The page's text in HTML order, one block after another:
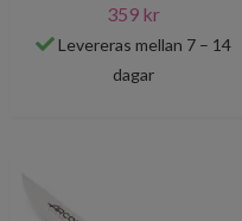
359 kr
Levereras mellan 7 – 14
dagar